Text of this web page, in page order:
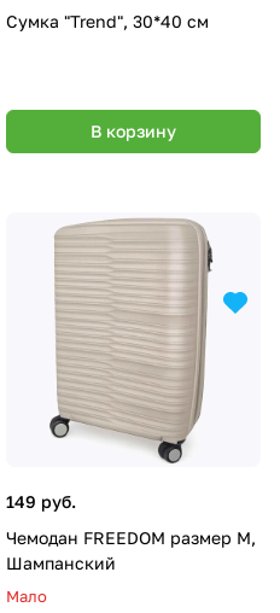
Сумка "Trend", 30*40 см
В корзину
149 руб.
Чемодан FREEDOM размер M,
Шампанский
Мало